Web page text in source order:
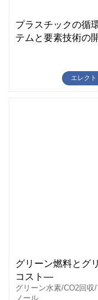
プラスチックの循
テムと要素技術の
エレク
グリーン燃料とグ
コスト―
グリーン水素/CO2回収
ノール